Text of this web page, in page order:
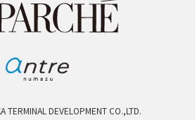
TERMINAL DEVELOPMENT CO.,LTD.